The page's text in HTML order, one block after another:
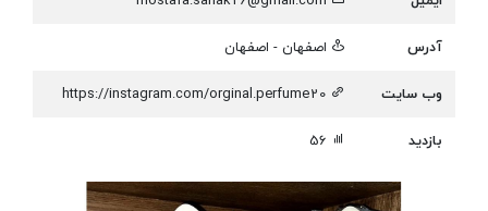
آدرس
اصفهان - اصفهان
وب سایت
https://instagram.com/orginal.perfume20
بازدید